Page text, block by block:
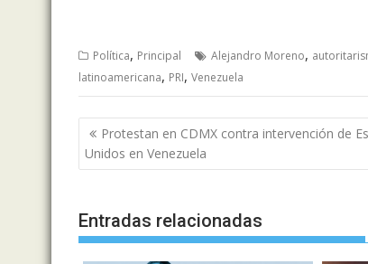
Política, Principal Alejandro Moreno,
latinoamericana, PRI, Venezuela
Navegación
de
entradas
Protestan en CDMX contra intervención de
Unidos en Venezuela
Entradas relacionadas